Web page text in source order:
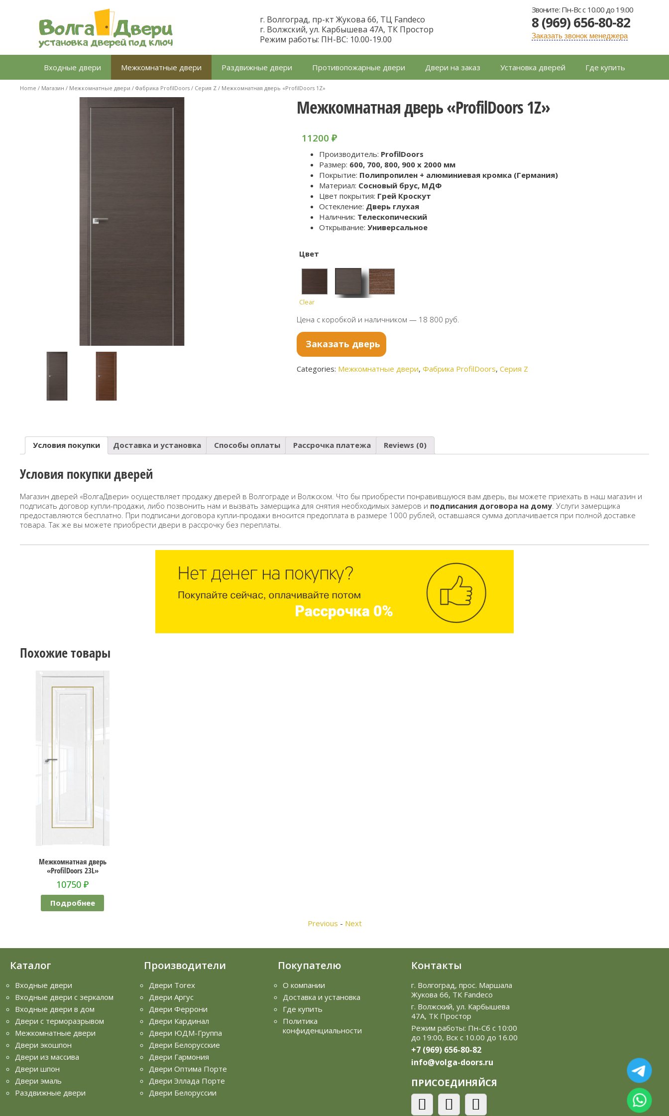
содержимому
г. Волгоград, пр-кт Жукова 66, ТЦ Fandeco
г. Волжский, ул. Карбышева 47А, ТК Простор
Режим работы: ПН-ВС: 10.00-19.00
Звоните: Пн-Вс с 10.00 до 19.00
8 (969) 656-80-82
Заказать звонок менеджера
Входные двери Межкомнатные двери Раздвижные двери Противопожарные двери Двери на заказ Установка дверей Где купить
Home / Магазин / Межкомнатные двери / Фабрика ProfilDoors / Серия Z / Межкомнатная дверь «ProfilDoors 1Z»
Межкомнатная дверь «ProfilDoors 1Z»
11200₽
Производитель: ProfilDoors
Размер: 600, 700, 800, 900 x 2000 мм
Покрытие: Полипропилен + алюминиевая кромка (Германия)
Материал: Сосновый брус, МДФ
Цвет покрытия: Грей Кроскут
Остекление: Дверь глухая
Наличник: Телескопический
Открывание:Универсальное
Цвет
Венге
Кроску
Кроску
а
Черри
Кроску
т
Clear
Цена с коробкой и наличником — 18 800 руб.
Заказать дверь
Categories: Межкомнатные двери,Фабрика ProfilDoors,Серия Z
Условия покупки Доставка и установка Способы оплаты Рассрочка платежа Reviews (0)
Условия покупки дверей
Магазин дверей «ВолгаДвери» осуществляет продажу дверей в Волгограде и Волжском. Что бы приобрести понравившуюся вам дверь, вы можете приехать в наш магазин и
подписать договор купли-продажи, либо позвонить нам и вызвать замерщика для снятия необходимых замеров и подписания договора на дому . Услуги замерщика
предоставляются бесплатно. При подписани договора купли-продажи вносится предоплата в размере 1000 рублей, оставшаяся сумма доплачивается при полной доставке
товара. Так же вы можете приобрести двери в рассрочку без переплаты.
Похожие товары
Межкомнатная дверь
«ProfilDoors 23L»
10750 ₽
Подробнее
Previous - Next
Каталог
Входные двери
Входные двери с зеркалом
Входные двери в дом
Двери с терморазрывом
Межкомнатные двери
Двери экошпон
Двери из массива
Двери шпон
Двери эмаль
Раздвижные двери
Производители
Двери Torex
Двери Аргус
Двери Феррони
Двери Кардинал
Двери ЮДМ-Группа
Двери Белорусские
Двери Гармония
Двери Оптима Порте
Двери Эллада Порте
Двери Белоруссии
Покупателю
О компании
Доставка и установка
Где купить
Политика
конфиденциальности
Контакты
г. Волгоград, прос. Маршала
Жукова 66, ТК Fandeco
г. Волжский, ул. Карбышева
47А, ТК Простор
Режим работы: Пн-Сб с 10:00
до 19:00, Вск с 10.00 до 16.00
+7 (969) 656-80-82
info@volga-doors.ru
ПРИСОЕДИНЯЙСЯ